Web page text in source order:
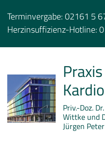
Terminvergabe:02161 5
Herzinsuffizienz-Hotline:
Priv.-Doz.
Wittke und
Jürgen